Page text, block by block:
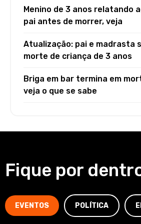
Menino de 3 anos relatando
pai antes de morrer, veja
Atualização: pai e madrasta
morte de criança de 3 anos
Briga em bar termina em
veja o que se sabe
Fique por
EVENTOS POLÍTICA